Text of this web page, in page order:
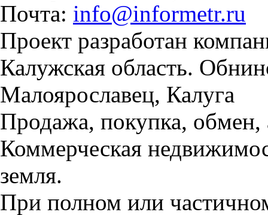
Почта: info@informetr.ru
Проект разработан
Калужская область.
Малоярославец, Калуга
Продажа, покупка, обмен,
Коммерческая
земля.
При полном или